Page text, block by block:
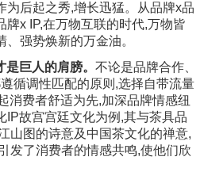
为后起之秀,增长迅猛。从品牌x品
牌x IP,在万物互联的时代,万物皆
强势焕新的万金油。
巨人的肩膀。 不论是品牌合作、
循调性匹配的原则,选择自带流量
消费者舒适为先,加深品牌情感纽
IP故宫宫廷文化为例,其与茶具品
山图的诗意及中国茶文化的禅意,
发了消费者的情感共鸣,使他们欣